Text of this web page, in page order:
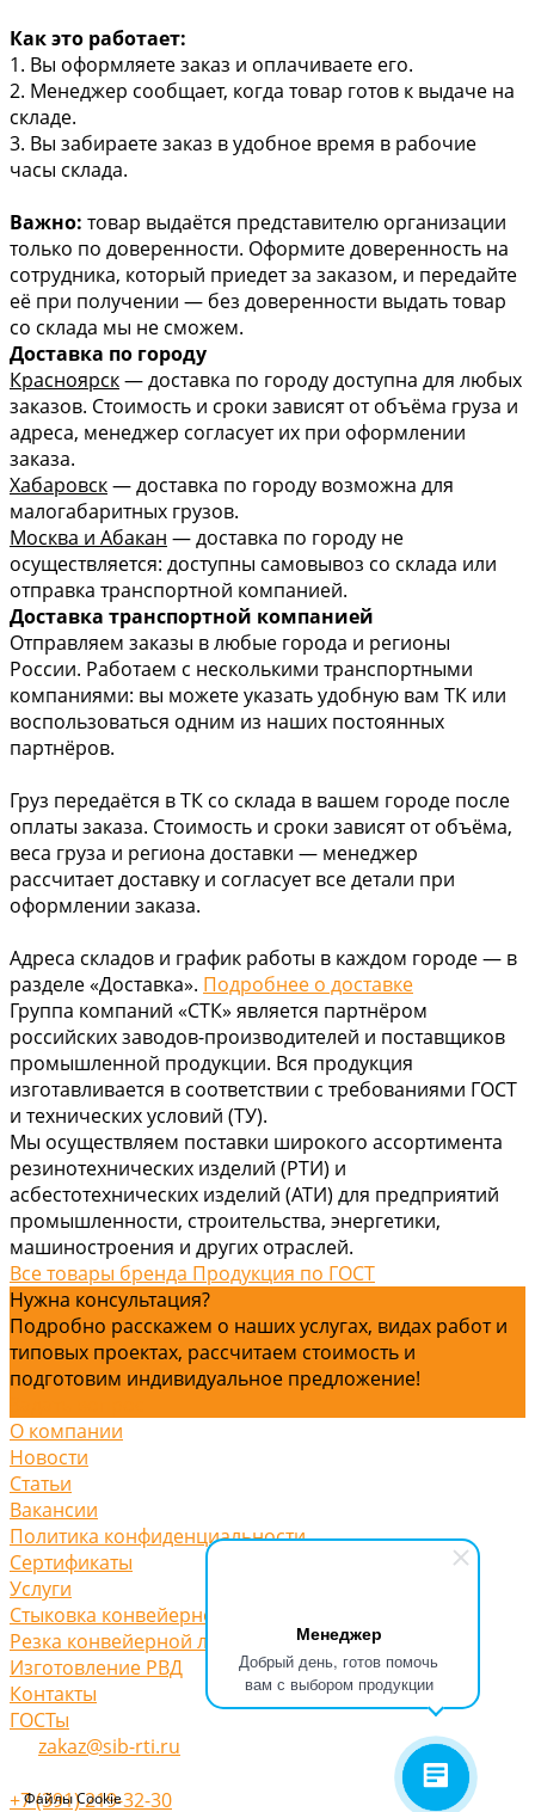
Менеджер
Добрый день, готов помочь
вам с выбором продукции
Файлы Cookie
Как это работает:
1. Вы оформляете заказ и оплачиваете его.
2. Менеджер сообщает, когда товар готов к выдаче на
складе.
3. Вы забираете заказ в удобное время в рабочие
часы склада.
Важно: товар выдаётся представителю организации
только по доверенности. Оформите доверенность на
сотрудника, который приедет за заказом, и передайте
её при получении — без доверенности выдать товар
со склада мы не сможем.
Доставка по городу
Красноярск— доставка по городу доступна для любых
заказов. Стоимость и сроки зависят от объёма груза и
адреса, менеджер согласует их при оформлении
заказа.
Хабаровск— доставка по городу возможна для
малогабаритных грузов.
Москва и Абакан — доставка по городу не
осуществляется: доступны самовывоз со склада или
отправка транспортной компанией.
Доставка транспортной компанией
Отправляем заказы в любые города и регионы
России. Работаем с несколькими транспортными
компаниями: вы можете указать удобную вам ТК или
воспользоваться одним из наших постоянных
партнёров.
Груз передаётся в ТК со склада в вашем городе после
оплаты заказа. Стоимость и сроки зависят от объёма,
веса груза и региона доставки — менеджер
рассчитает доставку и согласует все детали при
оформлении заказа.
Адреса складов и график работы в каждом городе — в
разделе «Доставка». Подробнее о доставке
Группа компаний «СТК» является партнёром
российских заводов-производителей и поставщиков
промышленной продукции. Вся продукция
изготавливается в соответствии с требованиями ГОСТ
и технических условий (ТУ).
Мы осуществляем поставки широкого ассортимента
резинотехнических изделий (РТИ) и
асбестотехнических изделий (АТИ) для предприятий
промышленности, строительства, энергетики,
машиностроения и других отраслей.
Все товары бренда Продукция по ГОСТ
Нужна консультация?
Подробно расскажем о наших услугах, видах работ и
типовых проектах, рассчитаем стоимость и
подготовим индивидуальное предложение!
О компании
Новости
Статьи
Вакансии
Политика конфиденциальности
Сертификаты
Услуги
Стыковка конвейерной ленты
Резка конвейерной ленты
Изготовление РВД
Контакты
ГОСТы
zakaz@sib-rti.ru
+7 (391) 219-32-30